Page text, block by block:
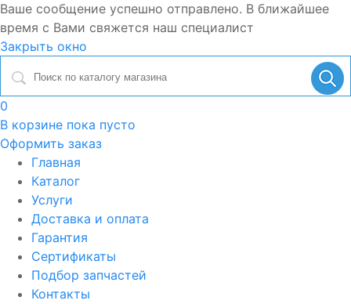
Ваше сообщение успешно отправлено. В ближайшее
время с Вами свяжется наш специалист
Закрыть окно
0
В корзине пока пусто
Оформить заказ
Главная
Каталог
Услуги
Доставка и оплата
Гарантия
Сертификаты
Подбор запчастей
Контакты